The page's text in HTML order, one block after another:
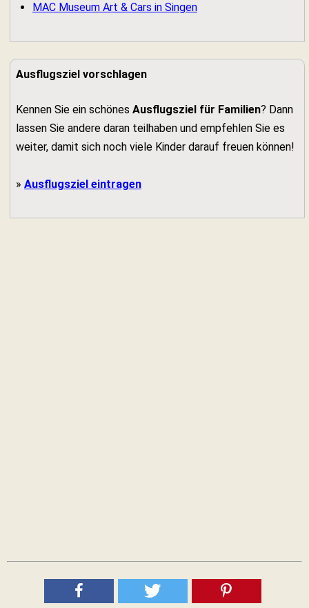
MAC Museum Art & Cars in Singen
Ausflugsziel vorschlagen
Kennen Sie ein schönes Ausflugsziel für Familien? Dann
lassen Sie andere daran teilhaben und empfehlen Sie es
weiter, damit sich noch viele Kinder darauf freuen können!
» Ausflugsziel eintragen